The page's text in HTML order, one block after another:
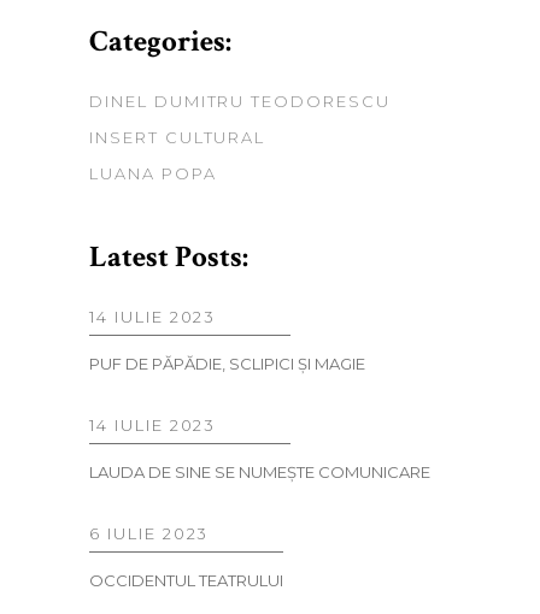
Categories:
DINEL DUMITRU TEODORESCU
INSERT CULTURAL
LUANA POPA
Latest Posts:
14 IULIE 2023
PUF DE PĂPĂDIE, SCLIPICI ŞI MAGIE
14 IULIE 2023
LAUDA DE SINE SE NUMEŞTE COMUNICARE
6 IULIE 2023
OCCIDENTUL TEATRULUI